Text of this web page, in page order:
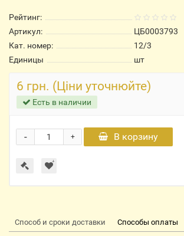
Рейтинг:
Артикул:
ЦБ0003793
Кат. номер:
12/3
Единицы
шт
6 грн. (Ціни уточнюйте)
Есть в наличии
+
- В корзину
Способ и сроки доставки Способы оплаты